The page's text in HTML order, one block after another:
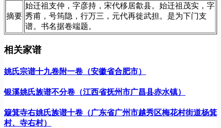
摘要
始迁祖支仲，字彦持，宋代移居歙县。始迁祖茂实，字
秀甫，号筠隐，行万三，元代再徙武担。是为下门支
谱。书名据卷端题。
相关家谱
姚氏宗谱十九卷附一卷（安徽省合肥市）
银溪姚氏族谱不分卷（江西省抚州市广昌县赤水镇）
簸箕寺右姚氏族谱十卷（广东省广州市越秀区梅花村街道杨箕
村、寺右村）